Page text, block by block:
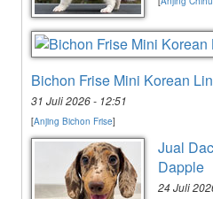
Bichon Frise Mini Korean
31 Juli 2026 - 12:51
[Anjing Bichon Frise]
Jual
Dapple
24 Juli